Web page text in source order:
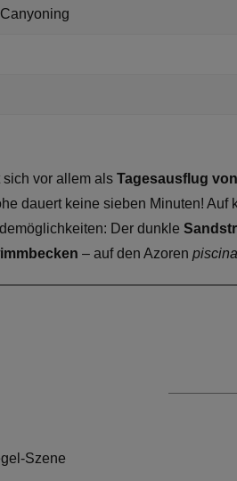
sich vor allem als Tagesausflug
dauert keine sieben Minuten!
Der dunkle
– auf den Azoren piscina
Szene